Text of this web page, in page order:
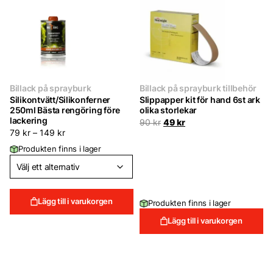
Billack på sprayburk
Silikontvätt/Silikonferner
250ml Bästa rengöring före
lackering
79 kr – 149 kr
Produkten finns i lager
Lägg till i varukorgen
Billack på sprayburk tillbehör
Slippapper kit för hand 6st ark
olika storlekar
90kr Det
49krDet
Produkten finns i lager
Lägg till i varukorgen